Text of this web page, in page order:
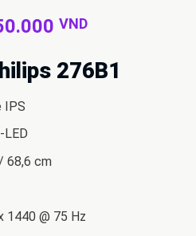
VND.
VNDGiá
tại
là:
276B1
IPS
LED
68,6 cm
1440 @ 75 Hz